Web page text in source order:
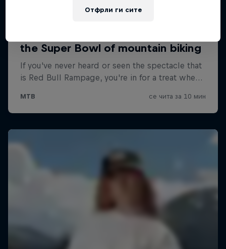
Отфрли ги сите